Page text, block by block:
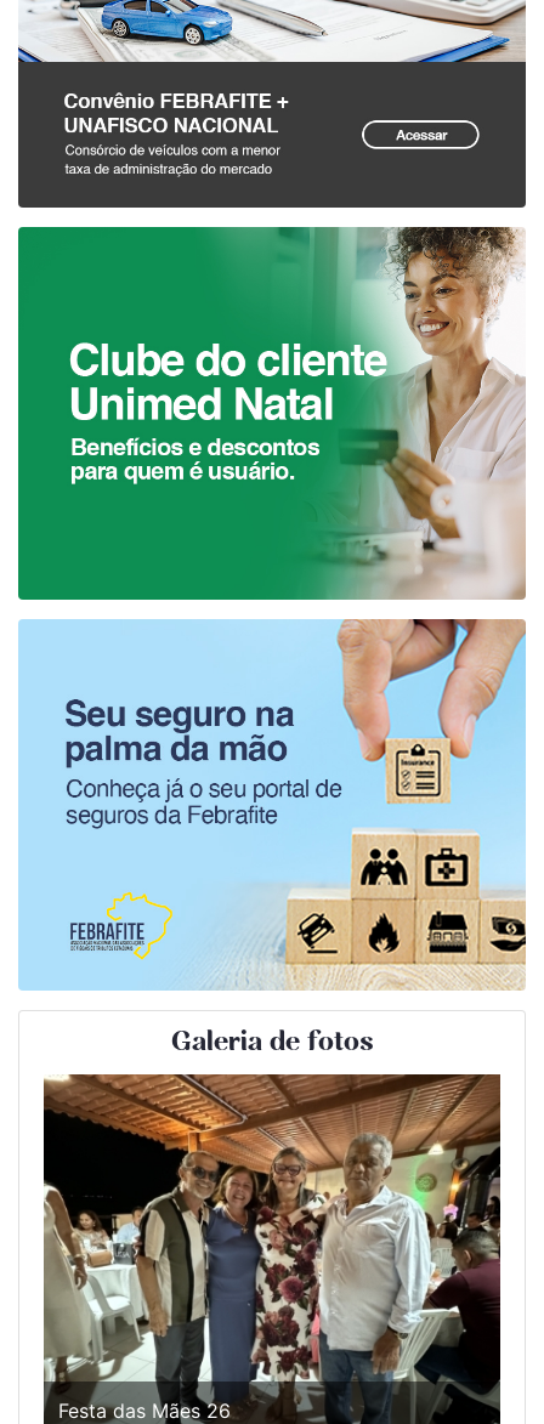
Galeria de fotos
Festa das Mães 26